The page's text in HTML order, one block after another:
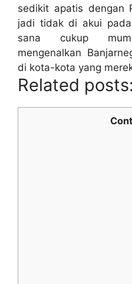
sedikit apatis dengan
jadi tidak di akui
sana cukup
mengenalkan
di kota-kota yang
Related posts: